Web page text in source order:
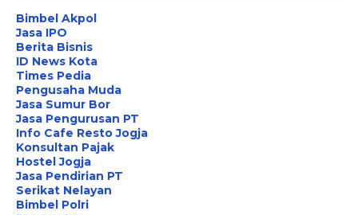
Bimbel Akpol
Jasa IPO
Berita Bisnis
ID News Kota
Times Pedia
Pengusaha Muda
Jasa Sumur Bor
Jasa Pengurusan PT
Info Cafe Resto Jogja
Konsultan Pajak
Hostel Jogja
Jasa Pendirian PT
Serikat Nelayan
Bimbel Polri